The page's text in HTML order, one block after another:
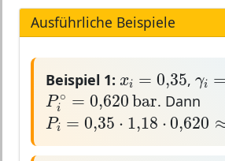
Ausführliche Beispiele
Beispiel 1: xi = 0,35
x ,35 ,γi =
γi
P ∘
i = 0,620bar
Pi∘=0,620bar . Dann
Pi = 0,35 ⋅ 1,18 ⋅ 0,620
Pi 35⋅1 18 ⋅0,620≈